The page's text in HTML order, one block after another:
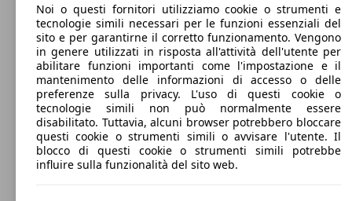
Noi o questi fornitori utilizziamo cookie o strumenti e
tecnologie simili necessari per le funzioni essenziali del
sito e per garantirne il corretto funzionamento. Vengono
in genere utilizzati in risposta all'attività dell'utente per
abilitare funzioni importanti come l'impostazione e il
mantenimento delle informazioni di accesso o delle
preferenze sulla privacy. L'uso di questi cookie o
tecnologie simili non può normalmente essere
disabilitato. Tuttavia, alcuni browser potrebbero bloccare
questi cookie o strumenti simili o avvisare l'utente. Il
blocco di questi cookie o strumenti simili potrebbe
influire sulla funzionalità del sito web.